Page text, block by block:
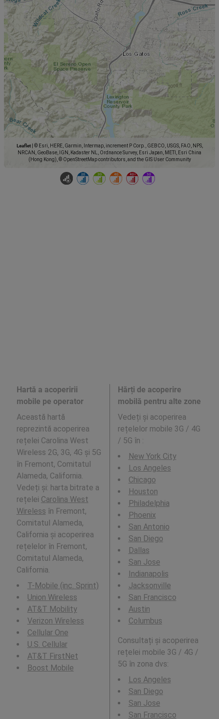
Leaflet
© Esri, HERE, Garmin, Intermap, increment P Corp., GEBCO, USGS, FAO, NPS,
NRCAN, GeoBase, IGN, Kadaster NL, Ordnance Survey, Esri Japan, METI, Esri China
(Hong Kong), © OpenStreetMap contributors, and the GIS User Community
Hartă a acoperirii
mobile pe operator
Această hartă
reprezintă acoperirea
rețelei Carolina West
Wireless 2G, 3G, 4G și 5G
în Fremont, Comitatul
Alameda, California.
Vedeți și: harta bitrate a
rețelei Carolina West
Wireless în Fremont,
Comitatul Alameda,
California și acoperirea
rețelelor în Fremont,
Comitatul Alameda,
California.
T-Mobile (inc. Sprint)
Union Wireless
AT&T Mobility
Verizon Wireless
Cellular One
U.S. Cellular
AT&T FirstNet
Boost Mobile
Hărți de acoperire
mobilă pentru alte zone
Vedeți și acoperirea
rețelelor mobile 3G / 4G
/ 5G în :
New York City
Los Angeles
Chicago
Houston
Philadelphia
Phoenix
San Antonio
San Diego
Dallas
San Jose
Indianapolis
Jacksonville
San Francisco
Austin
Columbus
Consultați și acoperirea
rețelei mobile 3G / 4G /
5G în zona dvs:
Los Angeles
San Diego
San Jose
San Francisco